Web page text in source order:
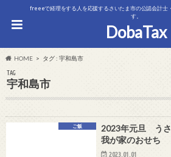
freeeで経理をする人を応援するさいたま市の公認会計
す。
DobaTax
HOME タグ : 宇和島市
TAG
宇和島市
ご飯
2023年元旦 うさ
我が家のおせち
2023.01.01